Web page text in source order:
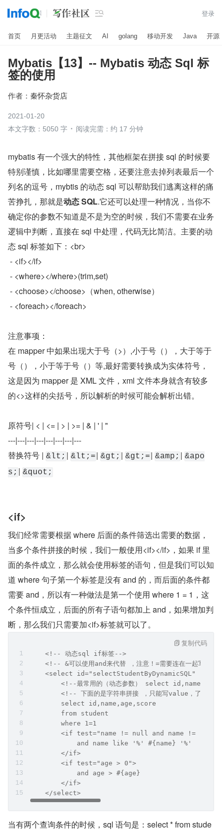
 登录
首页 月更活动 主题征文 AI golang 移动开发 Java 开源
Mybatis【13】-- Mybatis 动态 Sql 标
签的使用
作者： 秦怀杂货店
2021-01-20
本文字数：5050 字
阅读完需：约 17 分钟
mybatis 有一个强大的特性，其他框架在拼接 sql 的时候要
特别谨慎，比如哪里需要空格，还要注意去掉列表最后一个
列名的逗号，mybtis 的动态 sql 可以帮助我们逃离这样的痛
苦挣扎，那就是动态 SQL.它还可以处理一种情况，当你不
确定你的参数不知道是不是为空的时候，我们不需要在业务
逻辑中判断，直接在 sql 中处理，代码无比简洁。主要的动
态 sql 标签如下：<br>
- <if></if>
- <where></where>(trim,set)
- <choose></choose>（when, otherwise）
- <foreach></foreach>
注意事项：
在 mapper 中如果出现大于号（>）,小于号（），大于等于
号（），小于等于号（）等,最好需要转换成为实体符号，
这是因为 mapper 是 XML 文件，xml 文件本身就含有较多
的<>这样的尖括号，所以解析的时候可能会解析出错。
原符号| < | <= | > | >= | & | ' | "
---|---|---|---|---|---|---|---
替换符号 | &lt; | &lt;=| &gt; | &gt;=| &amp; | &apo
s; | &quot;
<if>
我们经常需要根据 where 后面的条件筛选出需要的数据，
当多个条件拼接的时候，我们一般使用<if></if>，如果 if 里
面的条件成立，那么就会使用标签的语句，但是我们可以知
道 where 句子第一个标签是没有 and 的，而后面的条件都
需要 and，所以有一种做法是第一个使用 where 1 = 1，这
个条件恒成立，后面的所有子语句都加上 and，如果增加判
断，那么我们只需要加<if>标签就可以了。
    <!-- 动态sql if标签-->
    <!-- &可以使用and来代替 ，注意！=需要连在一起写-->
<select id="selectStudentByDynamicSQL"
<!--最常用的（动态参数） select
<!-- 下面的是字符串拼接 ，只能写value，了解即可
        select id,name,age,score
        from student
        where 1=1
        <if test="name != null and name != ''">
            and name like '%' #{name} '%'
        </if>
        <if test="age > 0">
            and age > #{age}
        </if>
    </select>
复制代码
当有两个查询条件的时候，sql 语句是：select * from stude